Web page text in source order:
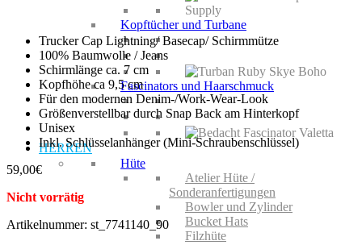
Kopftücher und Turbane
Fascinators und Haarschmuck
HERREN
Hüte
Atelier Hüte /
Sonderanfertigungen
Bowler und Zylinder
Bucket Hats
Filzhüte
Trucker Cap Lightning/ Basecap/ Schirmmütze
100% Baumwolle / Jeans
Schirmlänge ca. 7 cm
Kopfhöhe ca 9,5 cm
Für den modernen Denim-/Work-Wear-Look
Größenverstellbar durch Snap Back am Hinterkopf
Unisex
Inkl. Schlüsselanhänger (Mini-Schraubenschlüssel)
59,00€
Nicht vorrätig
Artikelnummer: st_7741140_90